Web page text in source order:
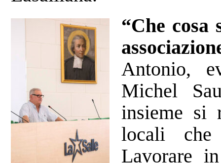
“Che cosa
Antonio,
Michel
insieme si
locali
Lavorare